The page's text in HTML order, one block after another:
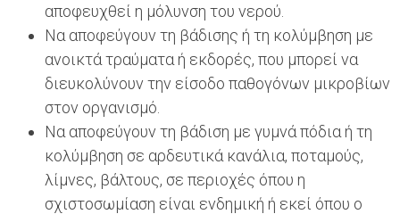
αποφευχθεί η μόλυνση του νερού.
Να αποφεύγουν τη βάδισης ή τη κολύμβηση με
ανοικτά τραύματα ή εκδορές, που μπορεί να
διευκολύνουν την είσοδο παθογόνων μικροβίων
στον οργανισμό.
Να αποφεύγουν τη βάδιση με γυμνά πόδια ή τη
κολύμβηση σε αρδευτικά κανάλια, ποταμούς,
λίμνες, βάλτους, σε περιοχές όπου η
σχιστοσωμίαση είναι ενδημική ή εκεί όπου ο